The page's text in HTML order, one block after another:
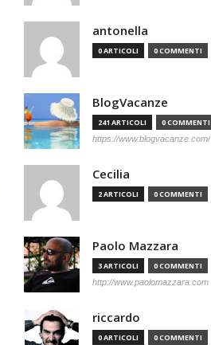
antonella
0 ARTICOLI 0 COMMENTI
BlogVacanze
241 ARTICOLI 0 COMMENTI
https://www.blogvacanze.com/
Cecilia
2 ARTICOLI 0 COMMENTI
Paolo Mazzara
3 ARTICOLI 0 COMMENTI
http://www.paolomazzara.com
riccardo
0 ARTICOLI 0 COMMENTI